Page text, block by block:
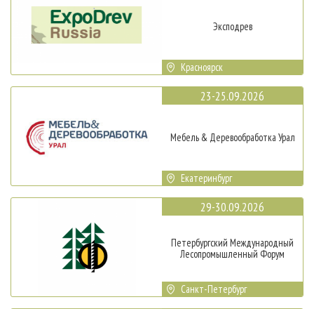
Эксподрев
Красноярск
23-25.09.2026
Мебель & Деревообработка Урал
Екатеринбург
29-30.09.2026
Петербургский Международный
Лесопромышленный Форум
Санкт-Петербург